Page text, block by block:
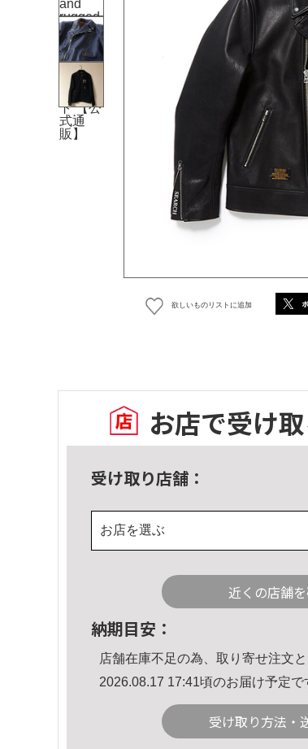
欲しいものリストに追加
お店で受け
受け取り店舗：
お店を選ぶ
近くの店舗
納期目安：
店舗在庫不足の為、取り寄せ注文と
2026.08.17 17:41頃のお届け予定で
受け取り方法・